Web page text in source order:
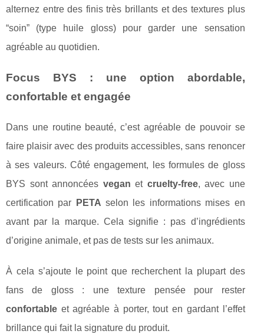
alternez entre des finis très brillants et des textures plus
“soin” (type huile gloss) pour garder une sensation
agréable au quotidien.
Focus BYS : une option abordable,
confortable et engagée
Dans une routine beauté, c’est agréable de pouvoir se
faire plaisir avec des produits accessibles, sans renoncer
à ses valeurs. Côté engagement, les formules de gloss
BYS sont annoncées vegan et cruelty-free, avec une
certification par
PETA selon les informations mises en
avant par la marque. Cela signifie : pas d’ingrédients
d’origine animale, et pas de tests sur les animaux.
À cela s’ajoute le point que recherchent la plupart des
fans de gloss : une texture pensée pour rester
confortable et agréable à porter, tout en gardant l’effet
brillance qui fait la signature du produit.